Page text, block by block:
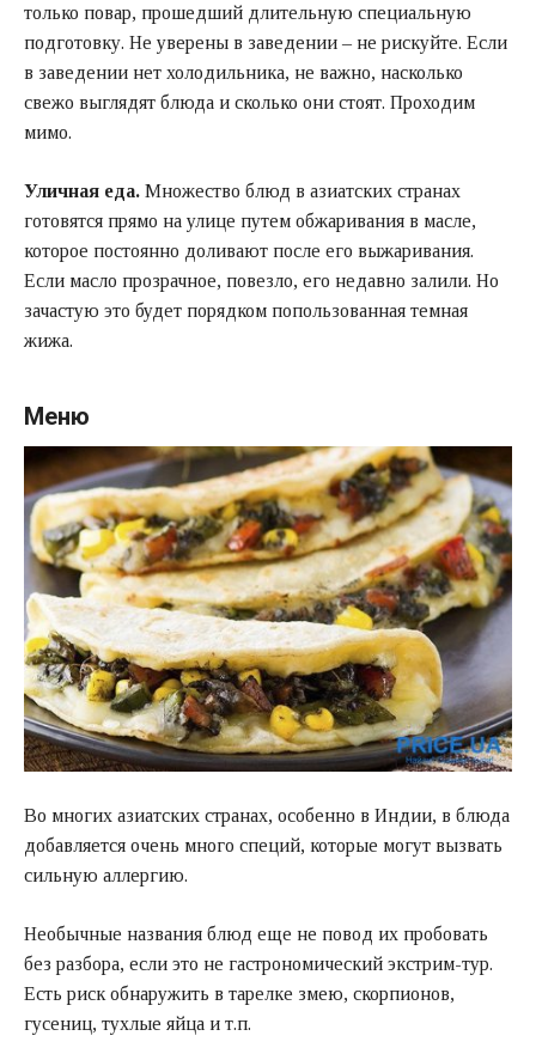
только повар, прошедший длительную специальную
подготовку. Не уверены в заведении – не рискуйте. Если
в заведении нет холодильника, не важно, насколько
свежо выглядят блюда и сколько они стоят. Проходим
мимо.
Уличная еда. Множество блюд в азиатских странах
готовятся прямо на улице путем обжаривания в масле,
которое постоянно доливают после его выжаривания.
Если масло прозрачное, повезло, его недавно залили. Но
зачастую это будет порядком попользованная темная
жижа.
Меню
Во многих азиатских странах, особенно в Индии, в блюда
добавляется очень много специй, которые могут вызвать
сильную аллергию.
Необычные названия блюд еще не повод их пробовать
без разбора, если это не гастрономический экстрим-тур.
Есть риск обнаружить в тарелке змею, скорпионов,
гусениц, тухлые яйца и т.п.